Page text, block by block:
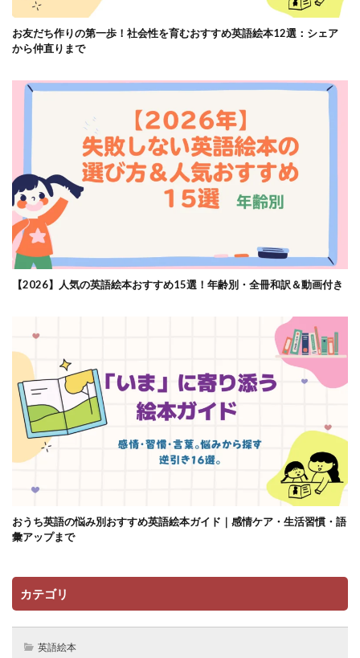
お友だち作りの第一歩！社会性を育むおすすめ英語絵本12選：シェア
から仲直りまで
【2026】人気の英語絵本おすすめ15選！年齢別・全冊和訳＆動画付き
おうち英語の悩み別おすすめ英語絵本ガイド｜感情ケア・生活習慣・語
彙アップまで
カテゴリ
英語絵本